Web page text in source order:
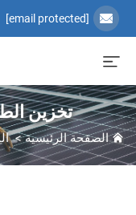
[email protected]
تخزين
الصفحة الرئيسية>